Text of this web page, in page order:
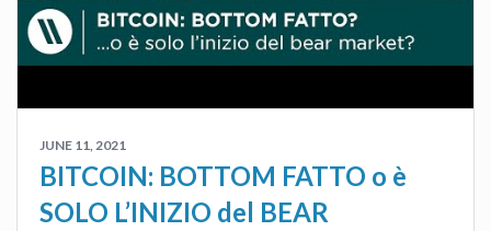
JUNE 11, 2021
BITCOIN: BOTTOM FATTO o è
SOLO L’INIZIO del BEAR